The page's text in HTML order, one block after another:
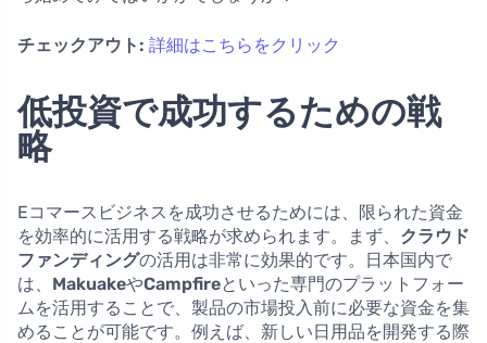
チェックアウト: 詳細はこちらをクリック
低投資で成功するための戦
略
Eコマースビジネスを成功させるためには、限られた資金
を効率的に活用する戦略が求められます。まず、 クラウド
ファンディングの活用は非常に効果的です。日本国内で
は、 MakuakeやCampfireといった専門のプラットフォー
ムを活用することで、製品の市場投入前に必要な資金を集
めることが可能です。例えば、新しい日用品を開発する際